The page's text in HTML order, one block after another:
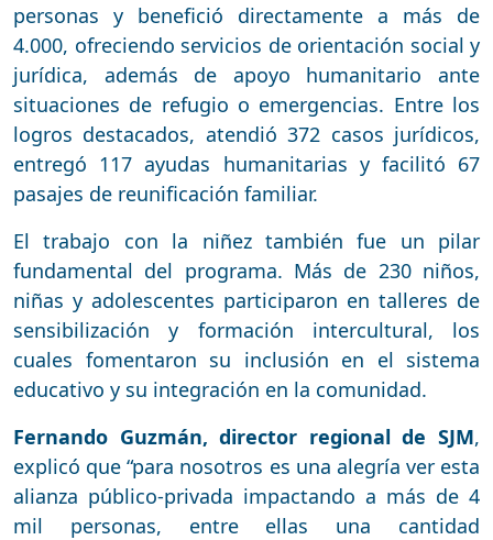
personas y benefició directamente a más de
4.000, ofreciendo servicios de orientación social y
jurídica, además de apoyo humanitario ante
situaciones de refugio o emergencias. Entre los
logros destacados, atendió 372 casos jurídicos,
entregó 117 ayudas humanitarias y facilitó 67
pasajes de reunificación familiar.
El trabajo con la niñez también fue un pilar
fundamental del programa. Más de 230 niños,
niñas y adolescentes participaron en talleres de
sensibilización y formación intercultural, los
cuales fomentaron su inclusión en el sistema
educativo y su integración en la comunidad.
Fernando Guzmán, director regional de SJM,
explicó que “para nosotros es una alegría ver esta
alianza público-privada impactando a más de 4
mil personas, entre ellas una cantidad